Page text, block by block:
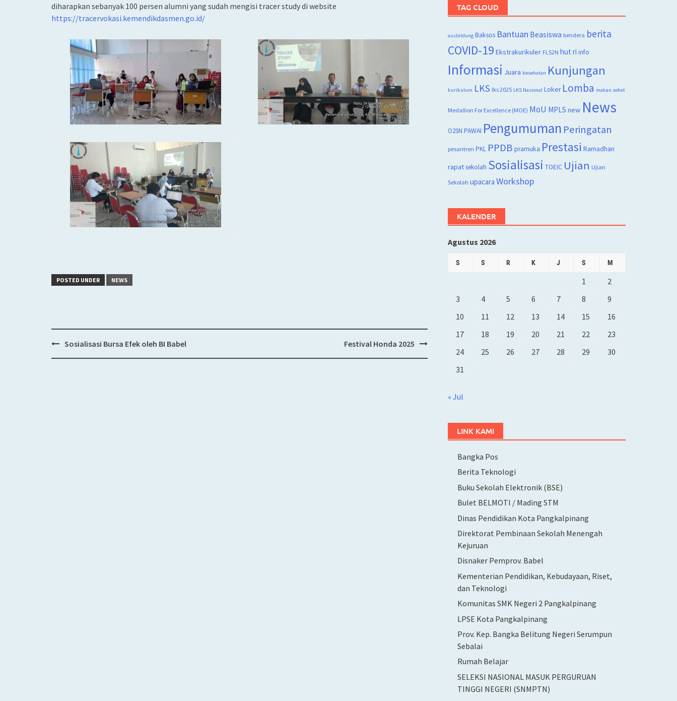
diharapkan sebanyak 100 persen alumni yang sudah mengisi tracer study di website
https://tracervokasi.kemendikdasmen.go.id/
POSTED UNDER NEWS
Sosialisasi Bursa Efek oleh BI Babel Festival Honda 2025
TAG CLOUD
ausbildung Baksos Bantuan Beasiswa bendera berita
COVID-19 Ekstrakurikuler FLS2N hut ri info
Informasi Juara kesehatan Kunjungan
kurikulum LKS lks 2025 LKS Nasional Loker Lomba makan sehat
Medallion For Excellence (MOE) MoU MPLS new News
O2SN PAWAI Pengumuman Peringatan
pesantren PKL PPDB pramuka Prestasi Ramadhan
rapatsekolah Sosialisasi TOEIC Ujian Ujian
Sekolah upacara Workshop
KALENDER
Agustus 2026
S S R K J S M
1
2
3
4 5 6 7 8
9
10
11 12 13 14 15
16
17
18 19 20 21 22
23
24
25 26 27 28 29
30
31
« Jul
LINK KAMI
Bangka Pos
Berita Teknologi
Buku Sekolah Elektronik (BSE)
Bulet BELMOTI / Mading STM
Dinas Pendidikan Kota Pangkalpinang
Direktorat Pembinaan Sekolah Menengah
Kejuruan
Disnaker Pemprov. Babel
Kementerian Pendidikan, Kebudayaan, Riset,
dan Teknologi
Komunitas SMK Negeri 2 Pangkalpinang
LPSE Kota Pangkalpinang
Prov. Kep. Bangka Belitung Negeri Serumpun
Sebalai
Rumah Belajar
SELEKSI NASIONAL MASUK PERGURUAN
TINGGI NEGERI (SNMPTN)